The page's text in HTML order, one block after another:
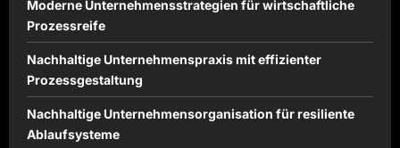
Moderne Unternehmensstrategien für wirtschaftliche
Prozessreife
Nachhaltige Unternehmenspraxis mit effizienter
Prozessgestaltung
Nachhaltige Unternehmensorganisation für resiliente
Ablaufsysteme